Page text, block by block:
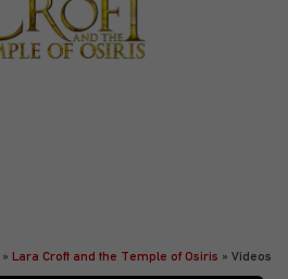
» Lara Croft and the Temple of Osiris » Vídeos